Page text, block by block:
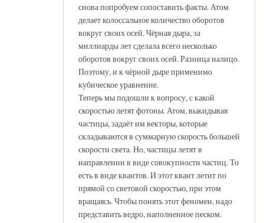
снова попробуем сопоставить факты. Атом
делает колоссальное количество оборотов
вокруг своих осей. Чёрная дыра, за
миллиарды лет сделала всего несколько
оборотов вокруг своих осей. Разница налицо.
Поэтому, и к чёрной дыре применимо
кубическое уравнение.
Теперь мы подошли к вопросу, с какой
скоростью летят фотоны. Атом, выкидывая
частицы, задаёт им векторы, которые
складываются в суммарную скорость большей
скорости света. Но, частицы летят в
направлении в виде совокупности частиц. То
есть в виде квантов. И этот квант летит по
прямой со световой скоростью, при этом
вращаясь. Чтобы понять этот феномен, надо
представить ведро, наполненное песком.